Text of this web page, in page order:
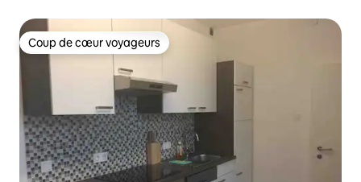
Coup de cœur voyageurs
Coup de cœur voyageurs